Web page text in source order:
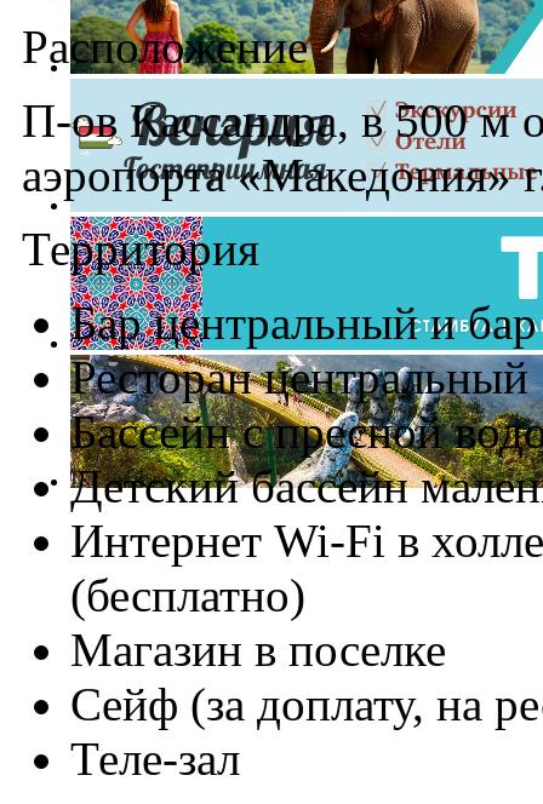
Расположение
П-ов Кассандра, в 500 м
аэропорта «Македония»
Территория
Бар центральный и
Ресторан центральный
Бассейн с пресной
Детский бассейн
Интернет Wi-Fi в
(бесплатно)
Магазин в поселке
Сейф (за доплату, на
Теле-зал